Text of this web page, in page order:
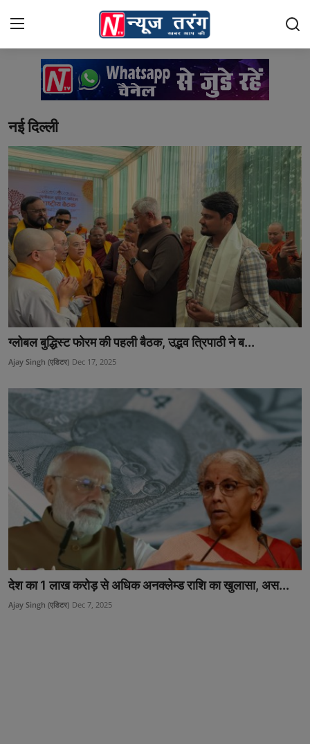
Login Register
Home
राशिफल
दुनिया
Contact
भारत
क्राइम
नई दिल्ली
उत्तर प्रदेश
खेल-कूद
मनोरंजन
टेक & शिक्षा
लाइफ स्टाइल
फिटनेश
बिजनेस & नौकरी
नई दिल्ली
ग्लोबल बुद्धिस्ट फोरम की पहली बैठक, उद्भव त्रिपाठी ने ब...
Ajay Singh (एडिटर) Dec 17, 2025
देश का 1 लाख करोड़ से अधिक अनक्लेम्ड राशि का खुलासा, अस...
Ajay Singh (एडिटर) Dec 7, 2025